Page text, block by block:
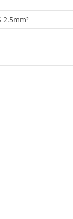
2.5mm²